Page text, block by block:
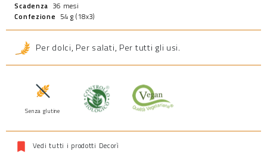
Scadenza 36 mesi
Confezione 54 g (18x3)
Per dolci, Per salati, Per tutti gli usi.
Senza glutine Prodotto vegano
Vedi tutti i prodotti Decorì